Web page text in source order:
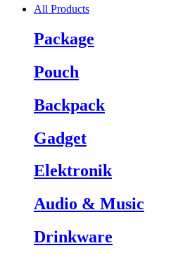
All Products
Package
Pouch
Backpack
Gadget
Elektronik
Audio & Music
Drinkware